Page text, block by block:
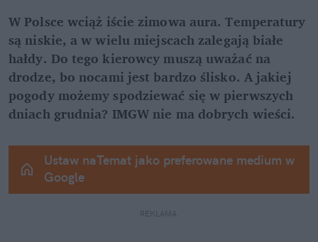
W Polsce wciąż iście zimowa aura. Temperatury
są niskie, a w wielu miejscach zalegają białe
hałdy. Do tego kierowcy muszą uważać na
drodze, bo nocami jest bardzo ślisko. A jakiej
pogody możemy spodziewać się w pierwszych
dniach grudnia? IMGW nie ma dobrych wieści.
Ustaw naTemat jako preferowane medium w
Google
REKLAMA